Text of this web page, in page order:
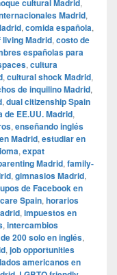
cultural Madrid,
Madrid,
, comida española,
Madrid, costo de
españolas para
, cultura
, cultural shock Madrid,
de inquilino Madrid,
, dual citizenship Spain
de EE.UU. Madrid,
, enseñando inglés
Madrid, estudiar en
, expat
Madrid, family-
, gimnasios Madrid,
de Facebook en
Spain, horarios
, impuestos en
, intercambios
200 solo en inglés,
, job opportunities
americanos en